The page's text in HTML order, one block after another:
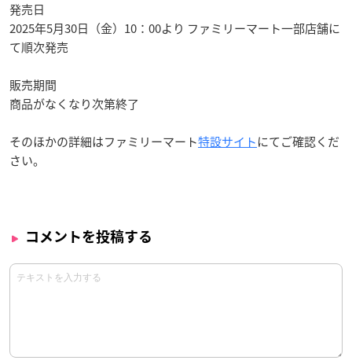
発売日
2025年5月30日（金）10：00より ファミリーマート一部店舗に
て順次発売
販売期間
商品がなくなり次第終了
そのほかの詳細はファミリーマート特設サイトにてご確認くだ
さい。
コメントを投稿する